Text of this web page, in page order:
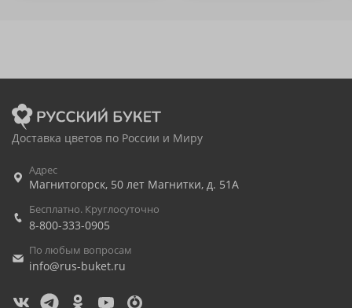
Доставка цветов по России и Миру
Адрес
Магнитогорск, 50 лет Магнитки, д. 51А
Бесплатно. Круглосуточно
8-800-333-0905
По любым вопросам
info@rus-buket.ru